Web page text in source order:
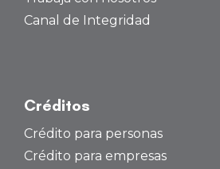
Canal de Integridad
Créditos
Crédito para personas
Crédito para empresas